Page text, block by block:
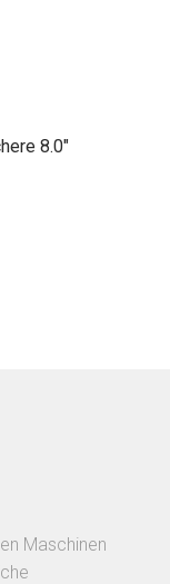
8.0″
Maschinen